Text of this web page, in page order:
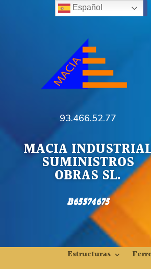
93.466.52.77
MACIA
SUMINISTROS
OBRAS SL.
B65574675
Estructuras
Español